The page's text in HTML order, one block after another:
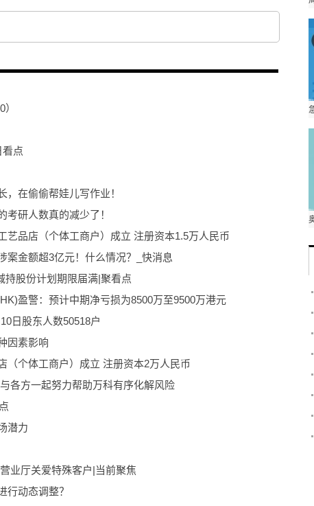
看点
，在偷偷帮娃儿写作业！
研人数真的减少了！
艺品店（个体工商户）成立 注册资本1.5万人民币
案金额超3亿元！什么情况？_快消息
持股份计划期限届满|聚看点
盈警：预计中期净亏损为8500万至9500万港元
日股东人数50518户
因素影响
（个体工商户）成立 注册资本2万人民币
各方一起努力帮助万科有序化解风险
潜力
业厅关爱特殊客户|当前聚焦
行动态调整？